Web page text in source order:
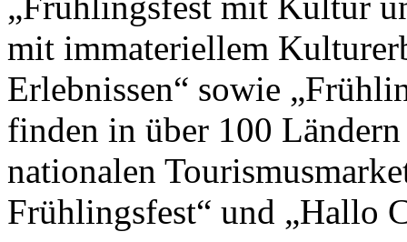
mit immateriellem
Erlebnissen“ sowie
finden in über 100
nationalen
Frühlingsfest“ und „Hallo